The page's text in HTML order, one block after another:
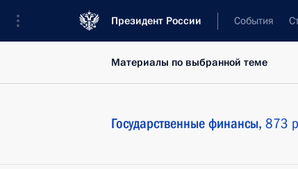
Президент России События
Материалы по выбранной теме
Государственные финансы, 873